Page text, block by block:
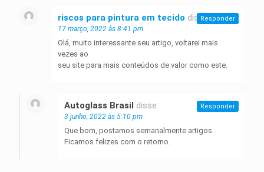
riscos para pintura em tecido disse:
17 março, 2022 às 8:41 pm
Olá, muito interessante seu artigo, voltarei mais
vezes ao
seu site para mais conteúdos de valor como este.
Responder
Autoglass Brasil disse:
3 junho, 2022 às 5:10 pm
Que bom, postamos semanalmente artigos.
Ficamos felizes com o retorno.
Responder